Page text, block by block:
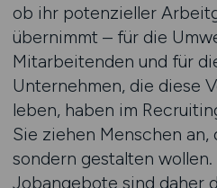
ob ihr potenzieller
übernimmt – für die
Mitarbeitenden und für
Unternehmen, die diese
leben, haben im
Sie ziehen Menschen
sondern gestalten
Jobangebote sind daher